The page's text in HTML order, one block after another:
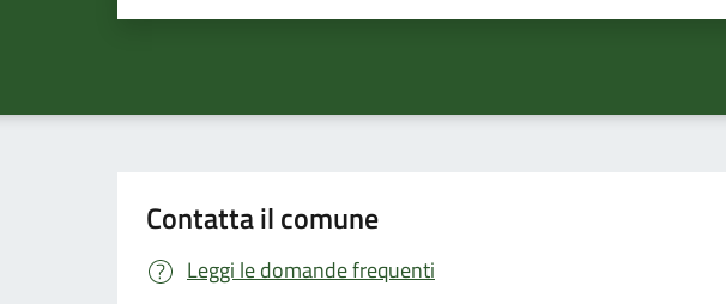
Contatta il comune
Leggi le domande frequenti